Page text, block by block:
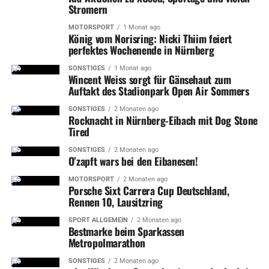
Umzug der AdBK-Vitrine, © Valentin Hesch
InteressierteKünstlerinnen und Künstler, die sich mit
ihrem Projekt in der „Vitrine“ beteiligen wollen, sind
aufgerufen sich über die Mailadresse vitrine@adbk-
nuernberg.de oder per Direktnachricht über den
Instagramkanal der „Vitrine“ an die Kuratorinnen und
Kuratoren der AdBK zu wenden.
Text: Stadt Nürnberg / alf
Titelfoto: Ohne Titel by Jesko von Staden, © Jesko von
Stromern
MOTORSPORT 1 Monat ago
König vom Norisring: Nicki Thiim feiert
perfektes Wochenende in Nürnberg
SONSTIGES 1 Monat ago
Wincent Weiss sorgt für Gänsehaut zum
Auftakt des Stadionpark Open Air Sommers
SONSTIGES 2 Monaten ago
Rocknacht in Nürnberg-Eibach mit Dog Stone
Tired
SONSTIGES 2 Monaten ago
O’zapft wars bei den Eibanesen!
MOTORSPORT 2 Monaten ago
Porsche Sixt Carrera Cup Deutschland,
Rennen 10, Lausitzring
SPORT ALLGEMEIN 2 Monaten ago
Bestmarke beim Sparkassen
Metropolmarathon
SONSTIGES 2 Monaten ago